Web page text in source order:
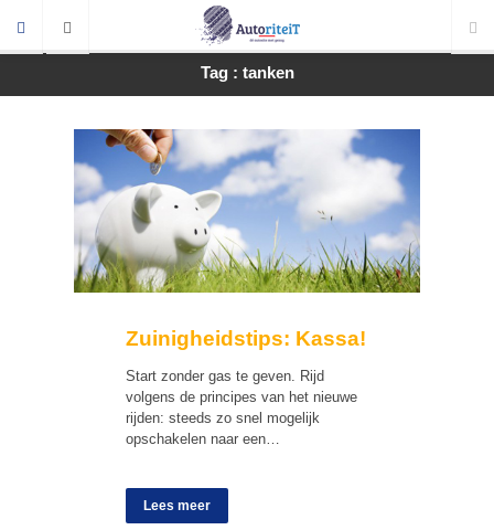
Tag : tanken
Zuinigheidstips: Kassa!
Start zonder gas te geven. Rijd
volgens de principes van het nieuwe
rijden: steeds zo snel mogelijk
opschakelen naar een…
Lees meer